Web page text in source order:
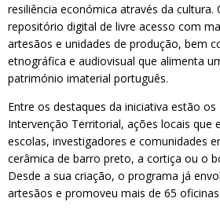
resiliência económica através da cultura.
repositório digital de livre acesso com
artesãos e unidades de produção, bem
etnográfica e audiovisual que alimenta
património imaterial português.
Entre os destaques da iniciativa estão
Intervenção Territorial, ações locais que
escolas, investigadores e comunidades
cerâmica de barro preto, a cortiça ou o
Desde a sua criação, o programa já
artesãos e promoveu mais de 65